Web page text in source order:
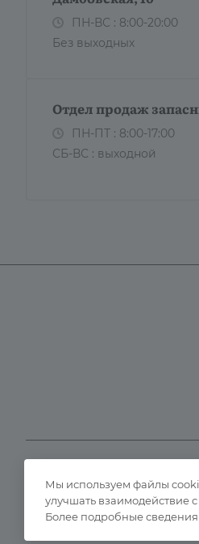
ПН-ВС : 8:00-20:00
Без выходных
Отдел продаж
ПН-ПТ : 8:00-17:00
СБ-ВС : выходной
© 2026 “ТНСТ”
Мы используем файлы
улучшать взаимодействие
Более подробные